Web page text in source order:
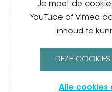
Je moet de
YouTube of Vimeo
inhoud te
DEZE
Alle cookies